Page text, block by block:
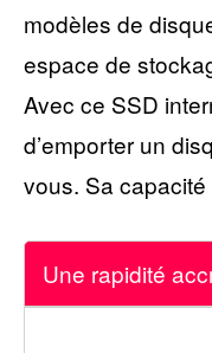
modèles de
espace de
Avec ce SSD
d’emporter un
vous. Sa
Une rapidité